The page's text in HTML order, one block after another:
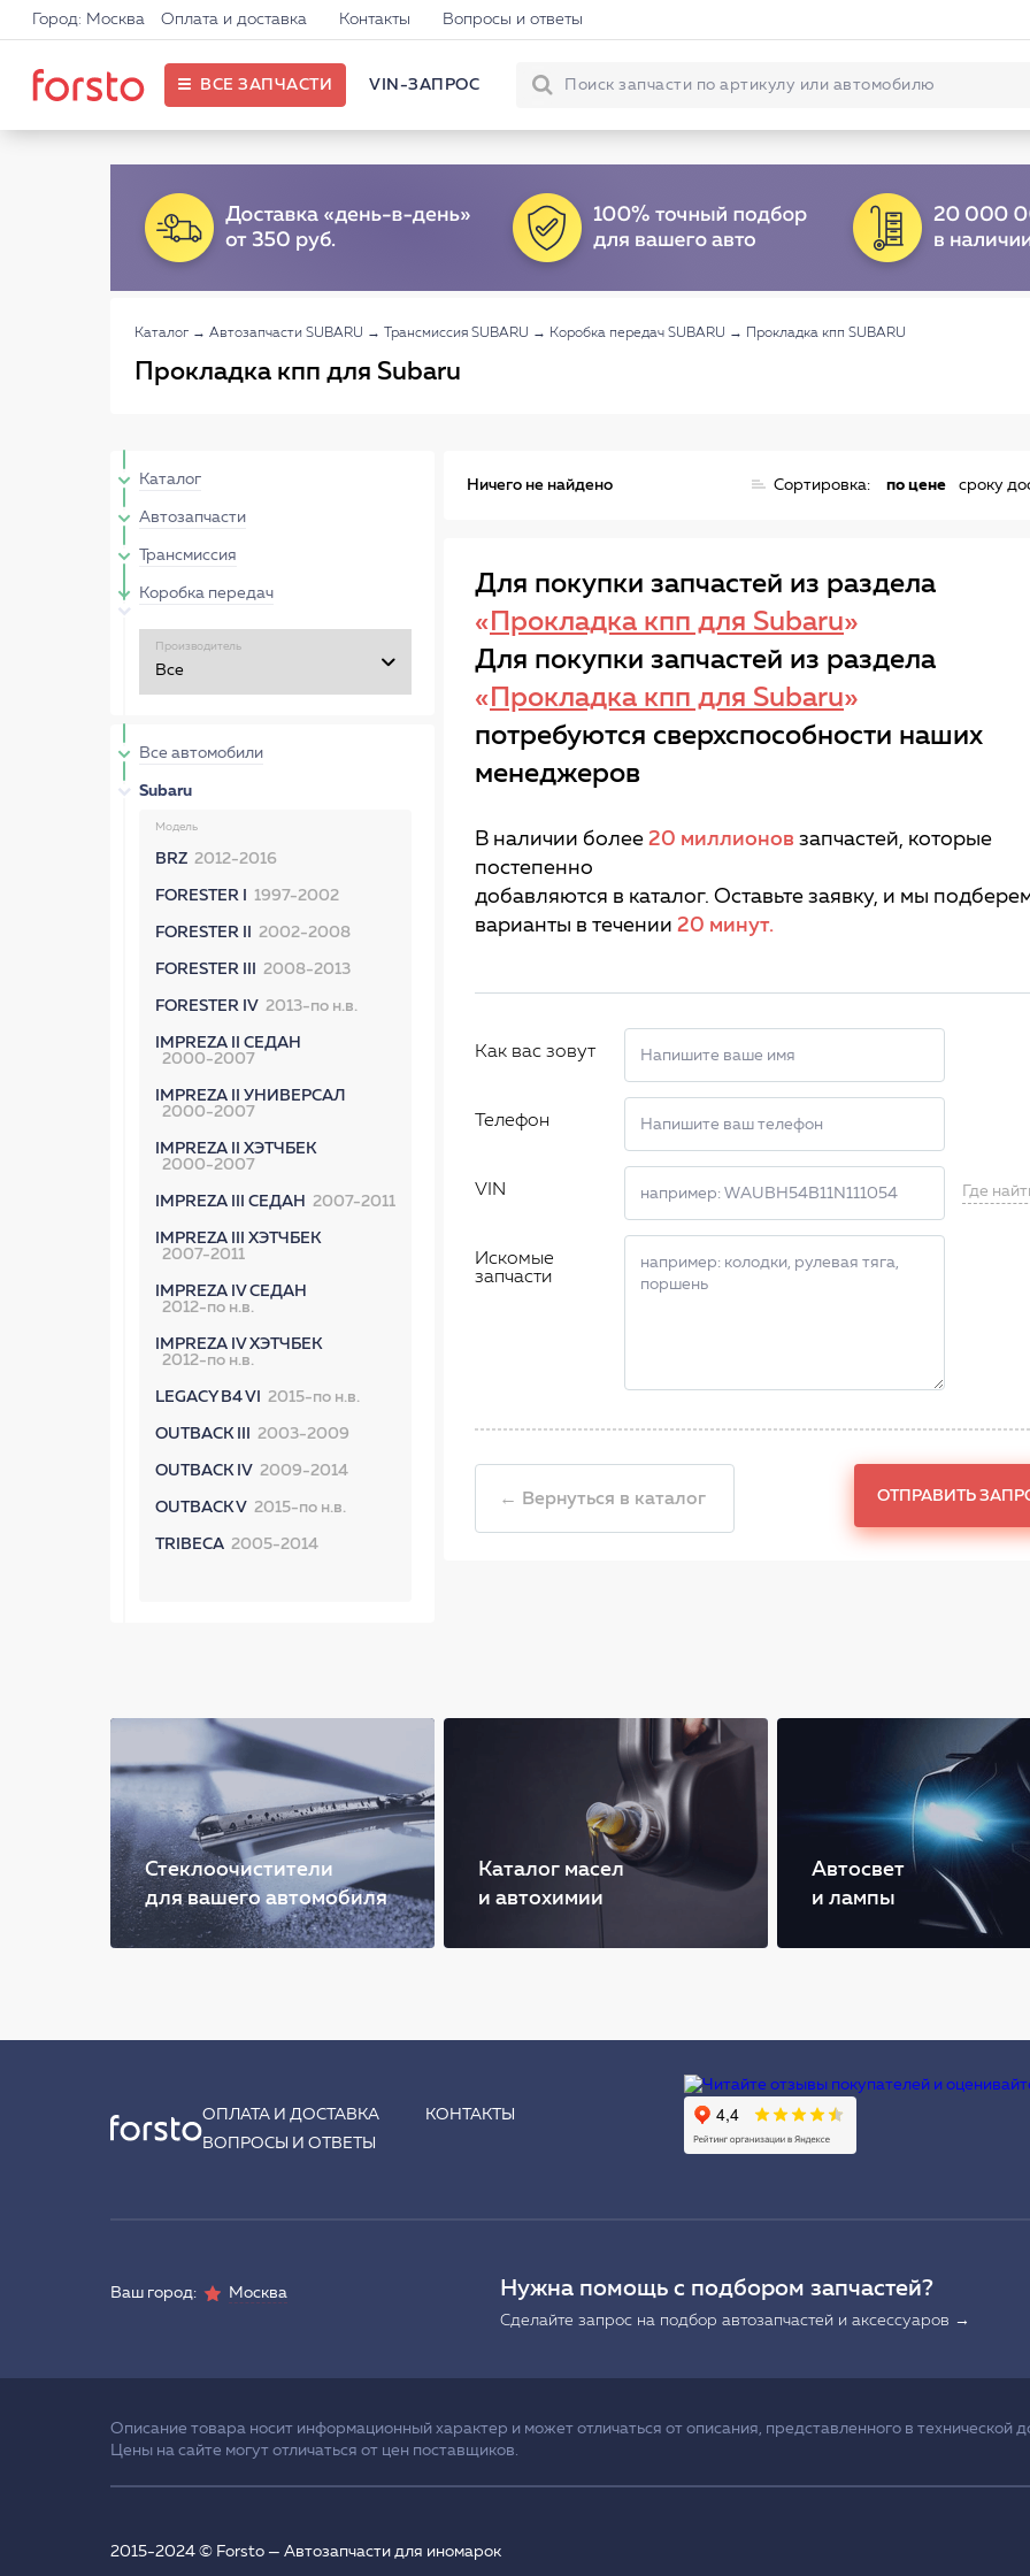
Город: Москва Оплата и доставка Контакты Вопросы и ответы
ВСЕ ЗАПЧАСТИ VIN-ЗАПРОС
Каталог → Автозапчасти SUBARU → Трансмиссия SUBARU → Коробка передач SUBARU → Прокладка кпп SUBARU
Прокладка кпп для Subaru
Каталог
Автозапчасти
Трансмиссия
Коробка передач
Производитель
Все автомобили
Subaru
Модель
BRZ 2012-2016
FORESTER I 1997-2002
FORESTER II 2002-2008
FORESTER III 2008-2013
FORESTER IV 2013-по н.в.
IMPREZA II СЕДАН
2000-2007
IMPREZA II УНИВЕРСАЛ
2000-2007
IMPREZA II ХЭТЧБЕК
2000-2007
IMPREZA III СЕДАН 2007-2011
IMPREZA III ХЭТЧБЕК
2007-2011
IMPREZA IV СЕДАН
2012-по н.в.
IMPREZA IV ХЭТЧБЕК
2012-по н.в.
LEGACY B4 VI 2015-по н.в.
OUTBACK III 2003-2009
OUTBACK IV 2009-2014
OUTBACK V 2015-по н.в.
TRIBECA 2005-2014
Ничего не найдено Сортировка: по цене сроку
Для покупки запчастей из раздела
« Прокладка кпп для Subaru»
Для покупки запчастей из раздела
« Прокладка кпп для Subaru»
потребуются сверхспособности наших
менеджеров
В наличии более 20 миллионов запчастей, которые
постепенно
добавляются в каталог. Оставьте заявку, и мы
варианты в течении 20 минут.
Как вас зовут
Телефон
VIN Где
Искомые
запчасти
← Вернуться в каталог ОТПРАВИТЬ
Стеклоочистители
для вашего автомобиля
Каталог масел
и автохимии
Автосвет
и лампы
ОПЛАТА И ДОСТАВКА
КОНТАКТЫ
ВОПРОСЫ И ОТВЕТЫ
Ваш город: Москва Нужна помощь с подбором запчастей?
Сделайте запрос на подбор автозапчастей и аксессуаров →
Описание товара носит информационный характер и может отличаться от описания, представленного в технической
Цены на сайте могут отличаться от цен поставщиков.
2015-2024 © Forsto — Автозапчасти для иномарок